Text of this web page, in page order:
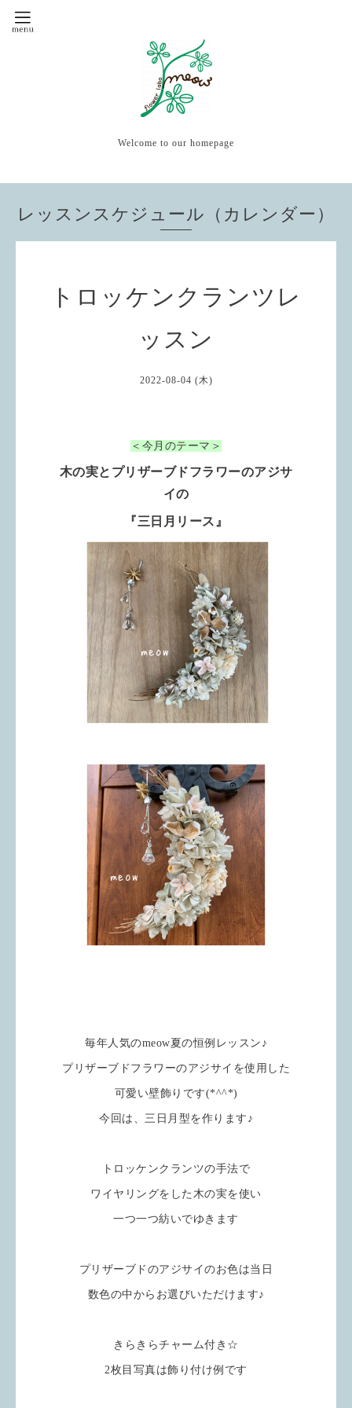
Welcome to our homepage
レッスンスケジュール（カレンダー）
トロッケンクランツレ
ッスン
2022-08-04 (木)
＜今月のテーマ＞
木の実とプリザーブドフラワーのアジサ
イの
『三日月リース』
毎年人気のmeow夏の恒例レッスン♪
プリザーブドフラワーのアジサイを使用した
可愛い壁飾りです(*^^*)
今回は、三日月型を作ります♪
トロッケンクランツの手法で
ワイヤリングをした木の実を使い
一つ一つ紡いでゆきます
プリザーブドのアジサイのお色は当日
数色の中からお選びいただけます♪
きらきらチャーム付き☆
2枚目写真は飾り付け例です